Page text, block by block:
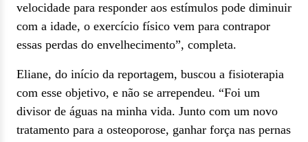
velocidade para responder aos estímulos pode diminuir
com a idade, o exercício físico vem para contrapor
essas perdas do envelhecimento”, completa.
Eliane, do início da reportagem, buscou a fisioterapia
com esse objetivo, e não se arrependeu. “Foi um
divisor de águas na minha vida. Junto com um novo
tratamento para a osteoporose, ganhar força nas pernas